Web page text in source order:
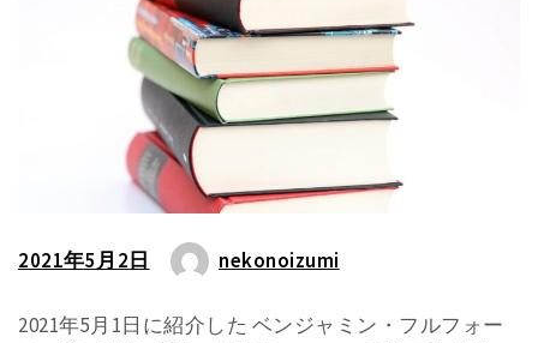
2021年5月2日 nekonoizumi
2021年5月1日に紹介した ベンジャミン・フルフォー